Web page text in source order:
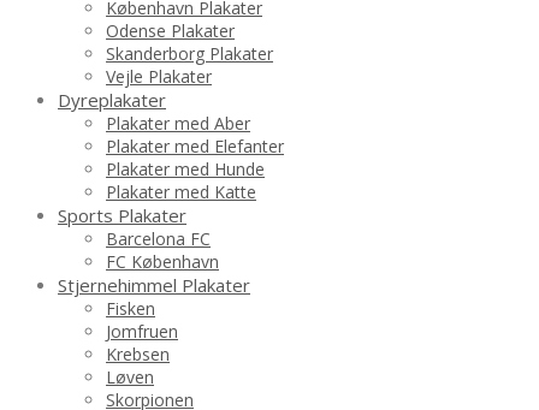
København Plakater
Odense Plakater
Skanderborg Plakater
Vejle Plakater
Dyreplakater
Plakater med Aber
Plakater med Elefanter
Plakater med Hunde
Plakater med Katte
Sports Plakater
Barcelona FC
FC København
Stjernehimmel Plakater
Fisken
Jomfruen
Krebsen
Løven
Skorpionen